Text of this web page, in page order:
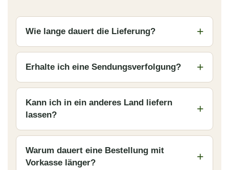
Wie lange dauert die Lieferung?
Erhalte ich eine Sendungsverfolgung?
Kann ich in ein anderes Land liefern
lassen?
Warum dauert eine Bestellung mit
Vorkasse länger?